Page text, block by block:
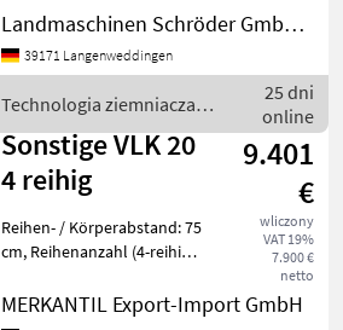
________ mechanische
Reihenführung, Hinweis:
Gebrauchtmaschinen
ausschließlich an
Gewerbetreibende und
ohne G
Landmaschinen Schröder GmbH Langenweddingen
39171 Langenweddingen
Technologia ziemniaczana
/ Sonstige
25 dni
online
Sonstige VLK 20
4 reihig
9.401
€
wliczony
VAT 19%
7.900 €
netto
Reihen- / Körperabstand: 75
cm, Reihenanzahl (4-reihig),
reihige
Kartoffellegemaschine,
MERKANTIL Export-Import GmbH